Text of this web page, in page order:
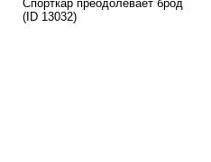
Спорткар преодолевает брод
(ID 13032)